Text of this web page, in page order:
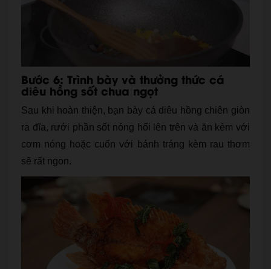
Bước 6: Trình bày và thưởng thức cá
diêu hồng sốt chua ngọt
Sau khi hoàn thiện, bạn bày cá diêu hồng chiên giòn
ra đĩa, rưới phần sốt nóng hổi lên trên và ăn kèm với
cơm nóng hoặc cuốn với bánh tráng kèm rau thơm
sẽ rất ngon.